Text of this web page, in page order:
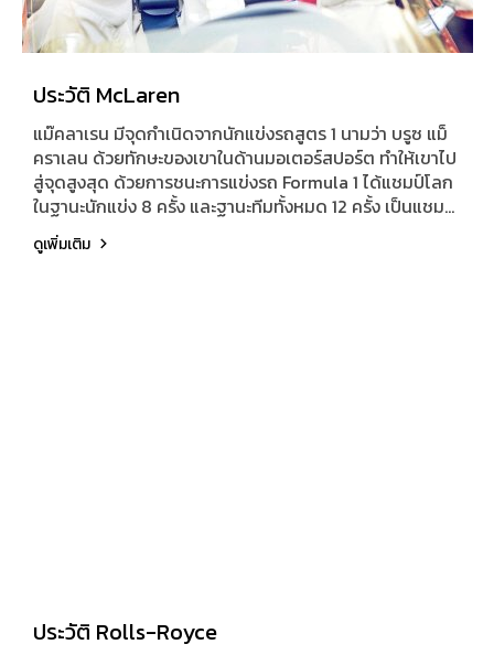
ประวัติ McLaren
แม๊คลาเรน มีจุดกำเนิดจากนักแข่งรถสูตร 1 นามว่า บรูซ แม็
คราเลน ด้วยทักษะของเขาในด้านมอเตอร์สปอร์ต ทำให้เขาไป
สู่จุดสูงสุด ด้วยการชนะการแข่งรถ Formula 1 ได้แชมป์โลก
ในฐานะนักแข่ง 8 ครั้ง และฐานะทีมทั้งหมด 12 ครั้ง เป็นแชมป์
ครั้งแรก ด้วยวัยเพียง 22 ปี เท่านั้น จนได้เริ่มจัดตั้งทีมแข่ง
McLaren ในปี 1963 สร้างรถยนต์ของเขาเอง จนต่อมา
ดูเพิ่มเติม
ประวัติ Rolls-Royce